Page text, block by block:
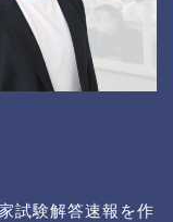
試験解答速報を作